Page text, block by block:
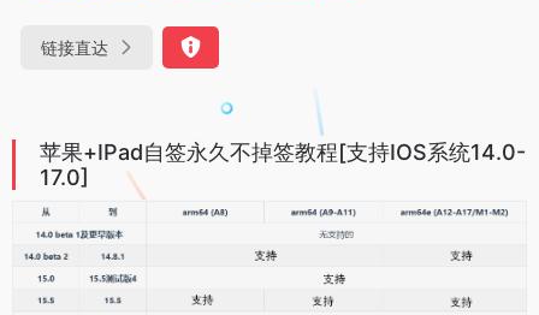
链接直达
苹果+IPad自签永久不掉签教程[支持IOS系统14.0-
17.0]